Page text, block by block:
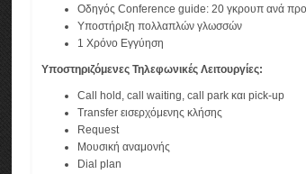
Οδηγός Conference guide: 20 γκρουπ ανά
Υποστήριξη πολλαπλών γλωσσών
1 Χρόνο Εγγύηση
Υποστηριζόμενες Τηλεφωνικές Λειτουργίες:
Call hold, call waiting, call park και pick-up
Transfer εισερχόμενης κλήσης
Request
Μουσική αναμονής
Dial plan